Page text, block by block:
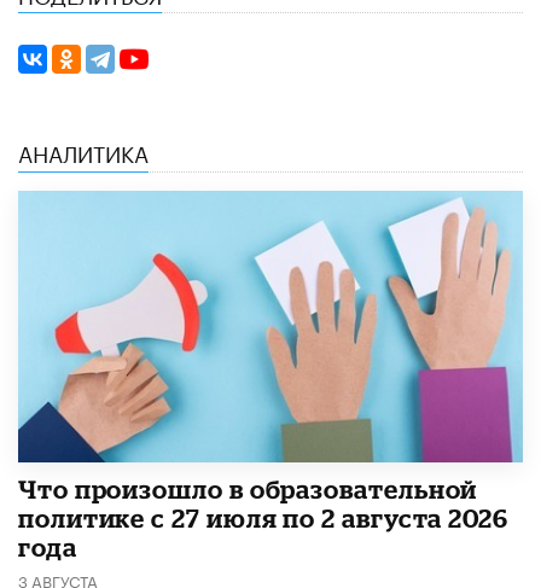
АНАЛИТИКА
​Что произошло в образовательной
политике с 27 июля по 2 августа 2026
года
3 АВГУСТА